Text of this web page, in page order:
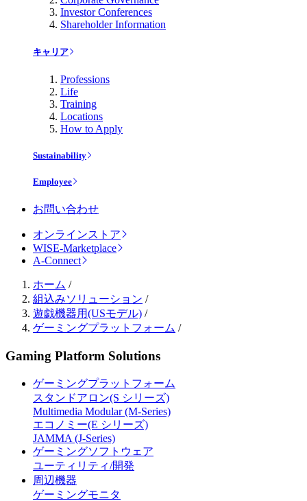
Investor Conferences
Shareholder Information
キャリア
Professions
Life
Training
Locations
How to Apply
Sustainability
Employee
お問い合わせ
オンラインストア
WISE-Marketplace
A-Connect
ホーム /
組込みソリューション /
遊戯機器用(USモデル) /
ゲーミングプラットフォーム /
Gaming Platform Solutions
ゲーミングプラットフォーム
スタンドアロン(S シリーズ)
Multimedia Modular (M-Series)
エコノミー(E シリーズ)
JAMMA (J-Series)
ゲーミングソフトウェア
ユーティリティ/開発
周辺機器
ゲーミングモニタ